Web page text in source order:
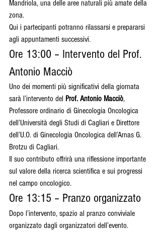
Mandriola, una delle aree naturali più amate della
zona.
Qui i partecipanti potranno rilassarsi e prepararsi
agli appuntamenti successivi.
Ore 13:00 – Intervento del Prof.
Antonio Macciò
Uno dei momenti più significativi della giornata
sarà l’intervento del Prof. Antonio Macciò,
Professore ordinario di Ginecologia Oncologica
dell’Università degli Studi di Cagliari e Direttore
dell’U.O. di Ginecologia Oncologica dell’Arnas G.
Brotzu di Cagliari.
Il suo contributo offrirà una riflessione importante
sul valore della ricerca scientifica e sui progressi
nel campo oncologico.
Ore 13:15 – Pranzo organizzato
Dopo l’intervento, spazio al pranzo conviviale
organizzato dagli organizzatori dell’evento.